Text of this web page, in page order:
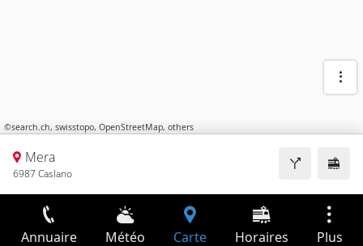
©search.ch, swisstopo, OpenStreetMap, others
Mera
6987 Caslano
Annuaire Météo Carte Horaires Plus